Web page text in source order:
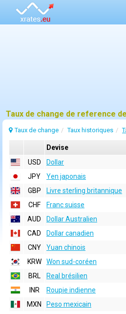
Taux de change Taux historiques
Devise
USD
Dollar
JPY
Yen japonais
GBP
Livre sterling britannique
CHF
Franc suisse
AUD
Dollar Australien
CAD
Dollar canadien
CNY
Yuan chinois
KRW
Won sud-coréen
BRL
Real brésilien
INR
Roupie indienne
MXN
Peso mexicain